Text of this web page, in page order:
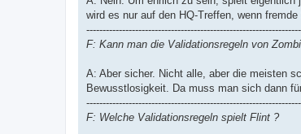
wird es nur auf den HQ-Treffen, wenn
F: Kann man die Validationsregeln von
A: Aber sicher. Nicht alle, aber die meisten
Bewusstlosigkeit. Da muss man sich dann
F: Welche Validationsregeln spielt Flint ?